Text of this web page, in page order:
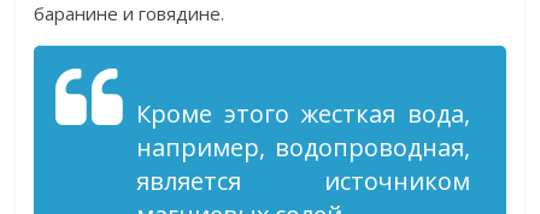
баранине и говядине.
Кроме этого жесткая вода,
например, водопроводная,
является источником